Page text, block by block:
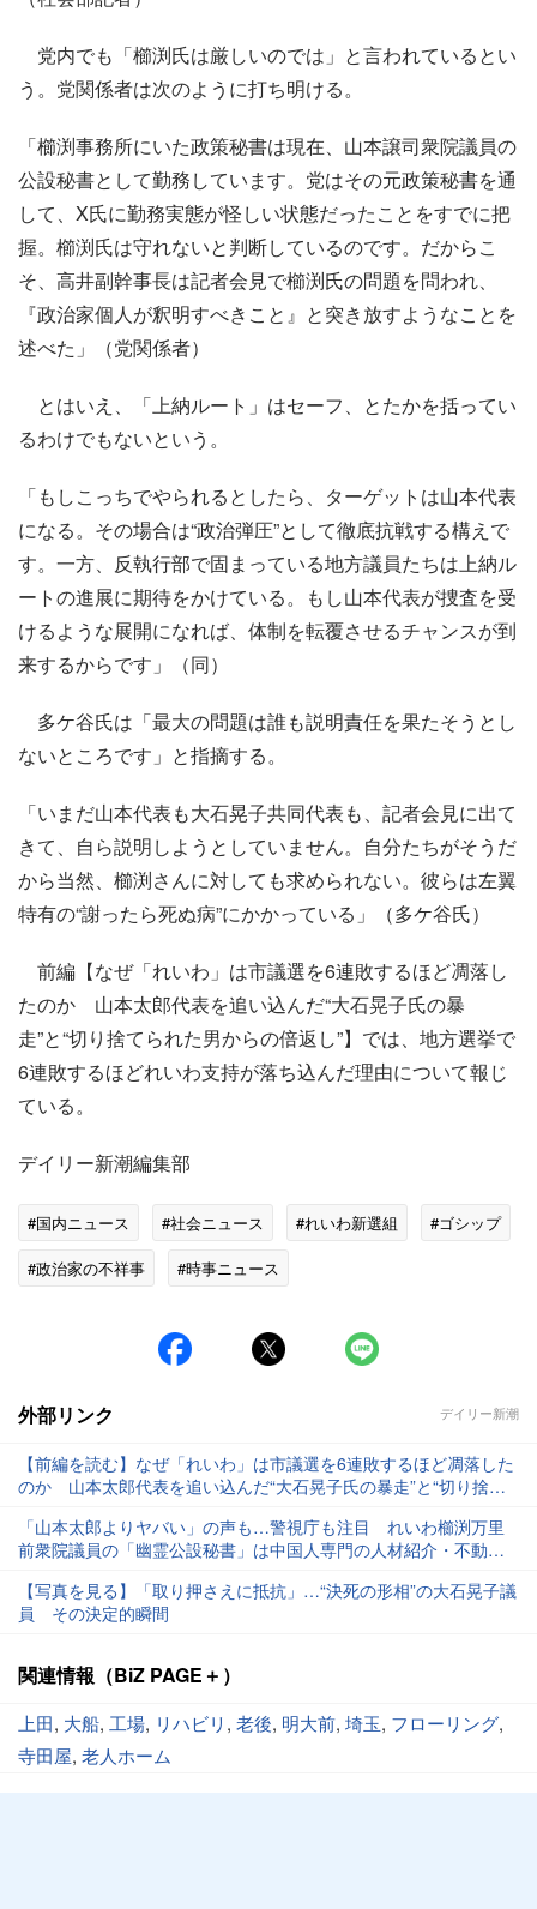
党内でも「櫛渕氏は厳しいのでは」と言われているとい
う。党関係者は次のように打ち明ける。
「櫛渕事務所にいた政策秘書は現在、山本譲司衆院議員の
公設秘書として勤務しています。党はその元政策秘書を通
して、X氏に勤務実態が怪しい状態だったことをすでに把
握。櫛渕氏は守れないと判断しているのです。だからこ
そ、高井副幹事長は記者会見で櫛渕氏の問題を問われ、
『政治家個人が釈明すべきこと』と突き放すようなことを
述べた」（党関係者）
とはいえ、「上納ルート」はセーフ、とたかを括ってい
るわけでもないという。
「もしこっちでやられるとしたら、ターゲットは山本代表
になる。その場合は“政治弾圧”として徹底抗戦する構えで
す。一方、反執行部で固まっている地方議員たちは上納ル
ートの進展に期待をかけている。もし山本代表が捜査を受
けるような展開になれば、体制を転覆させるチャンスが到
来するからです」（同）
多ケ谷氏は「最大の問題は誰も説明責任を果たそうとし
ないところです」と指摘する。
「いまだ山本代表も大石晃子共同代表も、記者会見に出て
きて、自ら説明しようとしていません。自分たちがそうだ
から当然、櫛渕さんに対しても求められない。彼らは左翼
特有の“謝ったら死ぬ病”にかかっている」（多ケ谷氏）
前編【なぜ「れいわ」は市議選を6連敗するほど凋落し
たのか 山本太郎代表を追い込んだ“大石晃子氏の暴
走”と“切り捨てられた男からの倍返し”】では、地方選挙で
6連敗するほどれいわ支持が落ち込んだ理由について報じ
ている。
デイリー新潮編集部
#国内ニュース #社会ニュース #れいわ新選組
#ゴシップ
#政治家の不祥事
#時事ニュース
外部リンク デイリー新潮
【前編を読む】なぜ「れいわ」は市議選を6連敗するほど凋落した
のか 山本太郎代表を追い込んだ“大石晃子氏の暴走”と“切り捨て
「山本太郎よりヤバい」の声も…警視庁も注目 れいわ櫛渕万里
前衆院議員の「幽霊公設秘書」は中国人専門の人材紹介・不動産
【写真を見る】「取り押さえに抵抗」…“決死の形相”の大石晃子議
員 その決定的瞬間
関連情報（BiZ PAGE＋）
上田, 大船, 工場, リハビリ , 老後, 明大前, 埼玉, フローリング,
寺田屋, 老人ホーム